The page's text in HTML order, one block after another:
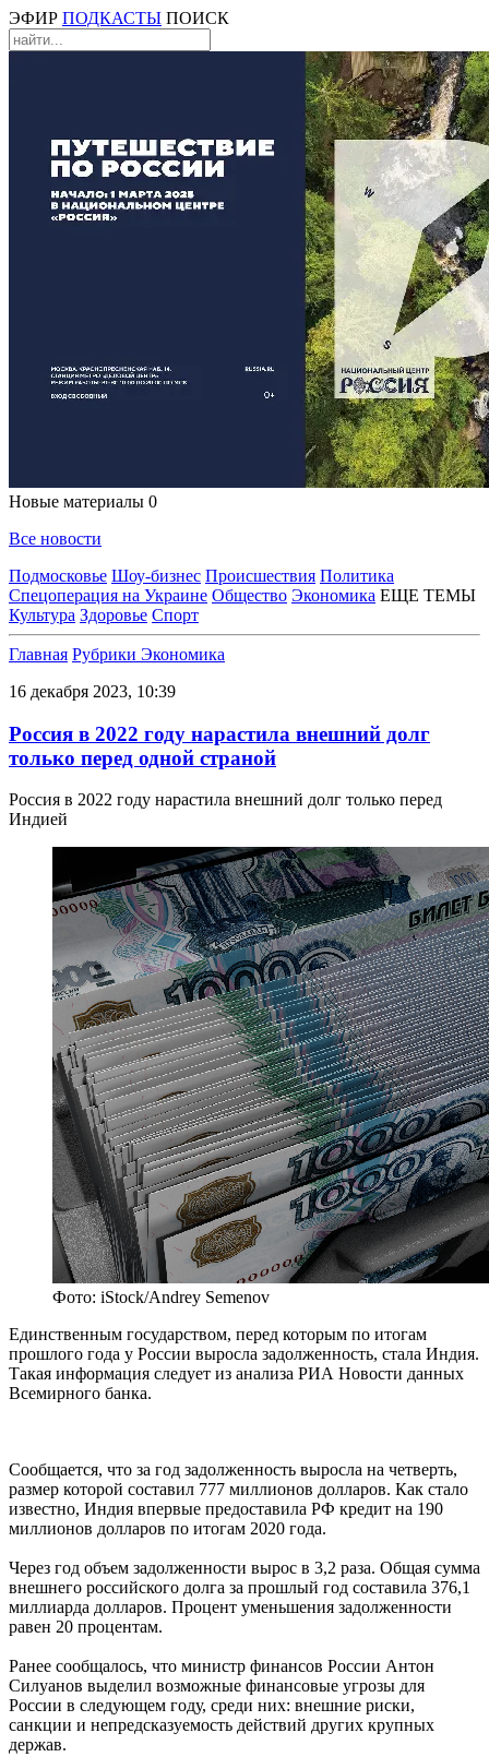
ЭФИР ПОДКАСТЫ ПОИСК
Новые материалы 0
Все новости
Подмосковье Шоу-бизнес Происшествия Политика
Спецоперация на Украине Общество Экономика ЕЩЕ ТЕМЫ
Культура Здоровье Спорт
Главная Рубрики Экономика
16 декабря 2023, 10:39
Россия в 2022 году нарастила внешний долг
только перед одной страной
Россия в 2022 году нарастила внешний долг только перед
Индией
Фото: iStock/Andrey Semenov
Единственным государством, перед которым по итогам
прошлого года у России выросла задолженность, стала Индия.
Такая информация следует из анализа РИА Новости данных
Всемирного банка.
Сообщается, что за год задолженность выросла на четверть,
размер которой составил 777 миллионов долларов. Как стало
известно, Индия впервые предоставила РФ кредит на 190
миллионов долларов по итогам 2020 года.
Через год объем задолженности вырос в 3,2 раза. Общая сумма
внешнего российского долга за прошлый год составила 376,1
миллиарда долларов. Процент уменьшения задолженности
равен 20 процентам.
Ранее сообщалось, что министр финансов России Антон
Силуанов выделил возможные финансовые угрозы для
России в следующем году, среди них: внешние риски,
санкции и непредсказуемость действий других крупных
держав.